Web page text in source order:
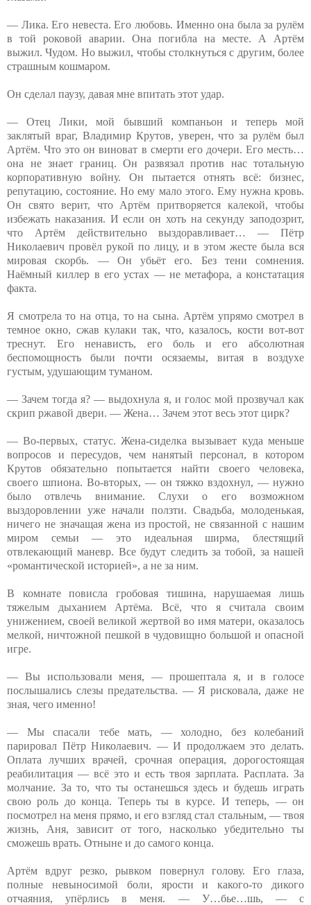
— Лика. Его невеста. Его любовь. Именно она была за рулём
в той роковой аварии. Она погибла на месте. А Артём
выжил. Чудом. Но выжил, чтобы столкнуться с другим, более
страшным кошмаром.
Он сделал паузу, давая мне впитать этот удар.
— Отец Лики, мой бывший компаньон и теперь мой
заклятый враг, Владимир Крутов, уверен, что за рулём был
Артём. Что это он виноват в смерти его дочери. Его месть…
она не знает границ. Он развязал против нас тотальную
корпоративную войну. Он пытается отнять всё: бизнес,
репутацию, состояние. Но ему мало этого. Ему нужна кровь.
Он свято верит, что Артём притворяется калекой, чтобы
избежать наказания. И если он хоть на секунду заподозрит,
что Артём действительно выздоравливает… — Пётр
Николаевич провёл рукой по лицу, и в этом жесте была вся
мировая скорбь. — Он убьёт его. Без тени сомнения.
Наёмный киллер в его устах — не метафора, а констатация
факта.
Я смотрела то на отца, то на сына. Артём упрямо смотрел в
темное окно, сжав кулаки так, что, казалось, кости вот-вот
треснут. Его ненависть, его боль и его абсолютная
беспомощность были почти осязаемы, витая в воздухе
густым, удушающим туманом.
— Зачем тогда я? — выдохнула я, и голос мой прозвучал как
скрип ржавой двери. — Жена… Зачем этот весь этот цирк?
— Во-первых, статус. Жена-сиделка вызывает куда меньше
вопросов и пересудов, чем нанятый персонал, в котором
Крутов обязательно попытается найти своего человека,
своего шпиона. Во-вторых, — он тяжко вздохнул, — нужно
было отвлечь внимание. Слухи о его возможном
выздоровлении уже начали ползти. Свадьба, молоденькая,
ничего не значащая жена из простой, не связанной с нашим
миром семьи — это идеальная ширма, блестящий
отвлекающий маневр. Все будут следить за тобой, за нашей
«романтической историей», а не за ним.
В комнате повисла гробовая тишина, нарушаемая лишь
тяжелым дыханием Артёма. Всё, что я считала своим
унижением, своей великой жертвой во имя матери, оказалось
мелкой, ничтожной пешкой в чудовищно большой и опасной
игре.
— Вы использовали меня, — прошептала я, и в голосе
послышались слезы предательства. — Я рисковала, даже не
зная, чего именно!
— Мы спасали тебе мать, — холодно, без колебаний
парировал Пётр Николаевич. — И продолжаем это делать.
Оплата лучших врачей, срочная операция, дорогостоящая
реабилитация — всё это и есть твоя зарплата. Расплата. За
молчание. За то, что ты останешься здесь и будешь играть
свою роль до конца. Теперь ты в курсе. И теперь, — он
посмотрел на меня прямо, и его взгляд стал стальным, — твоя
жизнь, Аня, зависит от того, насколько убедительно ты
сможешь врать. Отныне и до самого конца.
Артём вдруг резко, рывком повернул голову. Его глаза,
полные невыносимой боли, ярости и какого-то дикого
отчаяния, упёрлись в меня. — У…бье…шь, — с